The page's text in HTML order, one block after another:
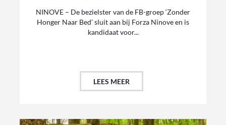
NINOVE – De bezielster van de FB-groep ‘Zonder
Honger Naar Bed’ sluit aan bij Forza Ninove en is
kandidaat voor...
LEES MEER